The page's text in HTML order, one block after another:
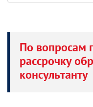
По вопросам
рассрочку
консультанту